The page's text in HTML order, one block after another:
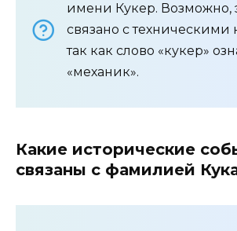
имени Кукер. Возможно,
связано с техническими
так как слово «кукер»
«механик».
Какие исторические
связаны с фамилией